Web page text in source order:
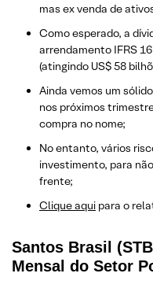
mas ex venda de
Como esperado, a
arrendamento IFRS
(atingindo US$ 58
Ainda vemos um
nos próximos
compra no nome;
No entanto, vários
investimento, para
frente;
Clique aqui para o
Santos Brasil
Mensal do Setor